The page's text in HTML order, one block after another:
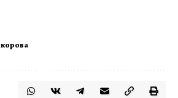
корова